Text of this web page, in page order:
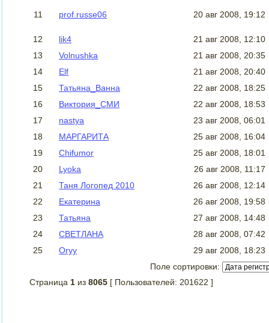
11 prof.russe06 20 авг 2008, 19:12
12 lik4
21 авг 2008, 12:10
13
Volnushka
21 авг 2008, 20:35
14
Elf
21 авг 2008, 20:40
15
Татьяна_Ванна
22 авг 2008, 18:25
16
Виктория_СМИ
22 авг 2008, 18:53
17
nastya
23 авг 2008, 06:01
18
МАРГАРИТА
25 авг 2008, 16:04
19
Chifumor
25 авг 2008, 18:01
20
Lyoka
26 авг 2008, 11:17
21
Таня Логопед 2010
26 авг 2008, 12:14
22
Екатерина
26 авг 2008, 19:58
23
Татьяна
27 авг 2008, 14:48
24
СВЕТЛАНА
28 авг 2008, 07:42
25
Oryy
29 авг 2008, 18:23
Поле сортировки:
Страница 1 из 8065 [ Пользователей: 201622 ]